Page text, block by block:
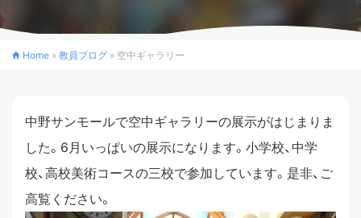
高等学校
クロスカリキュラム
Home » 教員ブログ » 空中ギャラリー
中野サンモールで空中ギャラリーの展示がはじまりま
した。6月いっぱいの展示になります。小学校、中学
校、高校美術コースの三校で参加しています。是非、ご
高覧ください。